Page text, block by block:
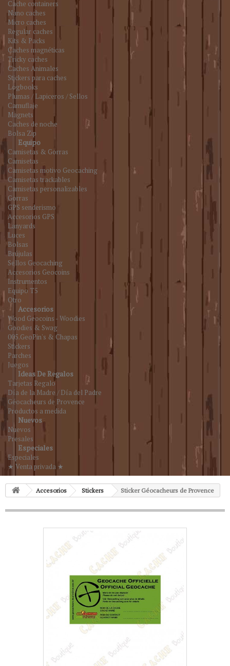
Cache containers
Nano caches
Micro caches
Regular caches
Kits & Packs
Caches magnéticas
Tricky caches
Caches Animales
Stickers para caches
Logbooks
Plumas / Lapiceros / Sellos
Camuflaje
Magnets
Caches de noche
Bolsa Zip
Equipo
Camisetas & Gorras
Camisetas
Camisetas motivo Geocaching
Camisetas trackables
Camisetas personalizables
Gorras
GPS senderismo
Accesorios GPS
Lanyards
Luces
Bolsas
Brújulas
Sellos Geocaching
Accesorios Geocoins
Instrumentos
Equipo T5
Otro
Accesorios
Wood Geocoins - Woodies
Goodies & Swag
005.GeoPin's & Chapas
Stickers
Parches
Juegos
Ideas De Regalos
Tarjetas Regalo
Día de la Madre / Día del Padre
Géocacheurs de Provence
Productos a medida
Nuevos
Nuevos
Presales
Especiales
Especiales
★ Venta privada ★
Accesorios Stickers Sticker Géocacheurs de Provence